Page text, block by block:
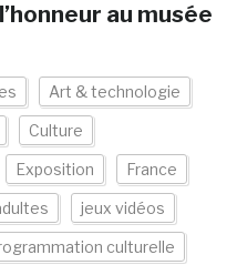
au musée
Art & technologie
Culture
Exposition France
jeux vidéos
culturelle